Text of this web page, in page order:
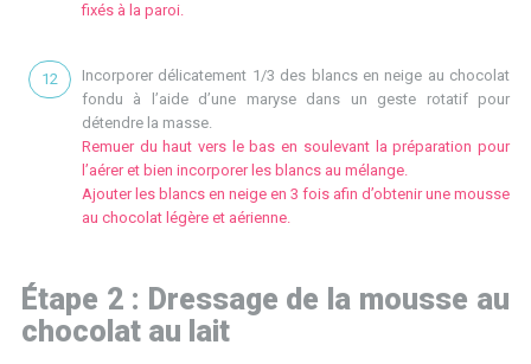
fixés à la paroi.
Incorporer délicatement 1/3 des blancs en neige au chocolat
fondu à l’aide d’une maryse dans un geste rotatif pour
détendre la masse.
Remuer du haut vers le bas en soulevant la préparation pour
l’aérer et bien incorporer les blancs au mélange.
Ajouter les blancs en neige en 3 fois afin d’obtenir une mousse
au chocolat légère et aérienne.
Étape 2 : Dressage de la mousse au
chocolat au lait